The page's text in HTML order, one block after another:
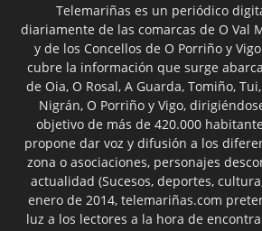
Telemariñas es un periódico
diariamente de las comarcas de O Val
y de los Concellos de O Porriño y
cubre la información que surge
de Oia, O Rosal, A Guarda, Tomiño,
Nigrán, O Porriño y Vigo,
objetivo de más de 420.000
propone dar voz y difusión a los
zona o asociaciones, personajes
actualidad (Sucesos, deportes,
enero de 2014, telemariñas.com
luz a los lectores a la hora de